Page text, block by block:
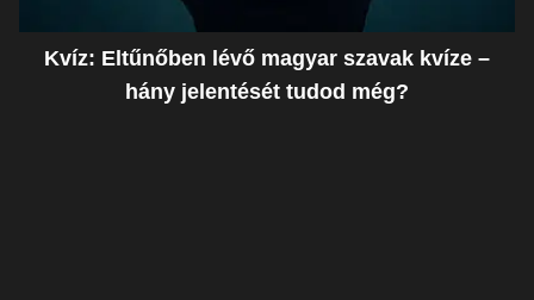
Kvíz: Eltűnőben lévő magyar szavak kvíze –
hány jelentését tudod még?